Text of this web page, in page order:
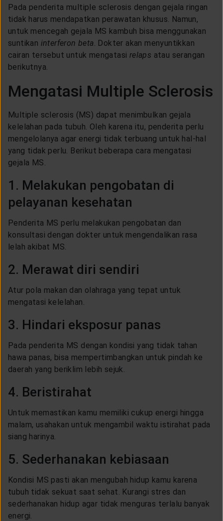
Pada penderita multiple sclerosis dengan gejala ringan
tidak harus mendapatkan perawatan khusus. Namun,
untuk mencegah gejala MS kambuh bisa menggunakan
suntikan interferon beta . Dokter akan menyuntikkan
cairan tersebut untuk mengatasi relaps atau serangan
berikutnya.
Mengatasi Multiple Sclerosis
Multiple sclerosis (MS) dapat menimbulkan gejala
kelelahan pada tubuh. Oleh karena itu, penderita perlu
mengelolanya agar energi tidak terbuang untuk hal-hal
yang tidak perlu. Berikut beberapa cara mengatasi
gejala MS.
1. Melakukan pengobatan di
pelayanan kesehatan
Penderita MS perlu melakukan pengobatan dan
konsultasi dengan dokter untuk mengendalikan rasa
lelah akibat MS.
2. Merawat diri sendiri
Atur pola makan dan olahraga yang tepat untuk
mengatasi kelelahan.
3. Hindari eksposur panas
Pada penderita MS dengan kondisi yang tidak tahan
hawa panas, bisa mempertimbangkan untuk pindah ke
daerah yang beriklim lebih sejuk.
4. Beristirahat
Untuk memastikan kamu memiliki cukup energi hingga
malam, usahakan untuk mengambil waktu istirahat pada
siang harinya.
5. Sederhanakan kebiasaan
Kondisi MS pasti akan mengubah hidup kamu karena
tubuh tidak sekuat saat sehat. Kurangi stres dan
sederhanakan hidup agar tidak menguras terlalu banyak
energi.